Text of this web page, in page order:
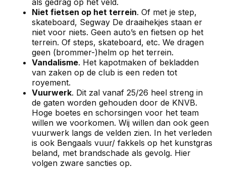
als gedrag op het veld.
Niet fietsen op het terrein. Of met je step,
skateboard, Segway De draaihekjes staan er
niet voor niets. Geen auto’s en fietsen op het
terrein. Of steps, skateboard, etc. We dragen
geen (brommer-)helm op het terrein.
Vandalisme. Het kapotmaken of bekladden
van zaken op de club is een reden tot
royement.
Vuurwerk. Dit zal vanaf 25/26 heel streng in
de gaten worden gehouden door de KNVB.
Hoge boetes en schorsingen voor het team
willen we voorkomen. Wij willen dan ook geen
vuurwerk langs de velden zien. In het verleden
is ook Bengaals vuur/ fakkels op het kunstgras
beland, met brandschade als gevolg. Hier
volgen zware sancties op.